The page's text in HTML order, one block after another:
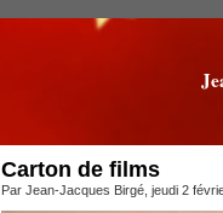
Carton de films
Par Jean-Jacques Birgé, jeudi 2